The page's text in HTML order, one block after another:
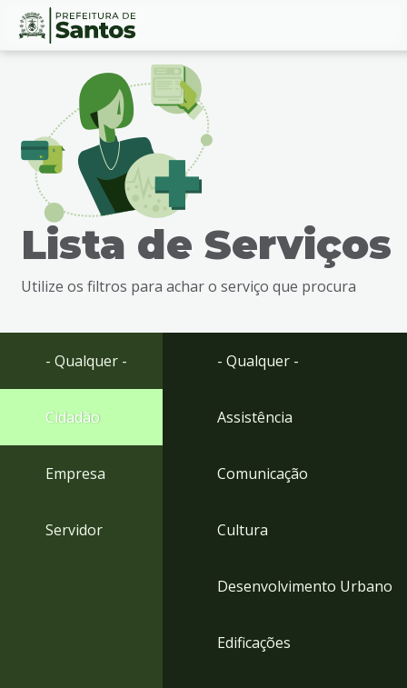
Ir
busca
Ir
rodapé
Conteúdo
Lista de Serviços
Utilize os filtros para achar o serviço que procura
- Qualquer -
Cidadão
Empresa
Servidor
- Qualquer -
Assistência
Comunicação
Cultura
Desenvolvimento Urbano
Edificações